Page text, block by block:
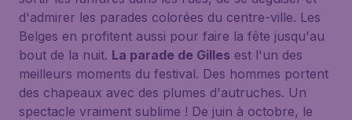
d'admirer les parades colorées du centre-ville. Les
Belges en profitent aussi pour faire la fête jusqu'au
bout de la nuit. La parade de Gilles est l'un des
meilleurs moments du festival. Des hommes portent
des chapeaux avec des plumes d'autruches. Un
spectacle vraiment sublime ! De juin à octobre, le